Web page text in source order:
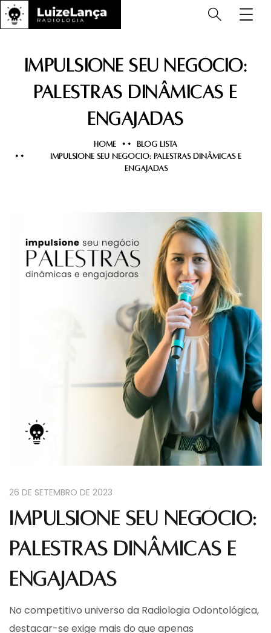
Impulsione seu negócio:
Palestras dinâmicas e
engajadas
HOME
BLOG LISTA
IMPULSIONE SEU NEGÓCIO: PALESTRAS DINÂMICAS E
ENGAJADAS
26 DE SETEMBRO DE 2023
Impulsione seu negócio:
Palestras dinâmicas e
engajadas
No competitivo universo da Radiologia Odontológica,
destacar-se exige mais do que apenas